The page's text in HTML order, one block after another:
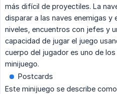
más difícil de proyectiles. La
disparar a las naves enemigas y
niveles, encuentros con jefes y
capacidad de jugar el juego
cuerpo del jugador es uno de
minijuego.
Postcards
Este minijuego se describe